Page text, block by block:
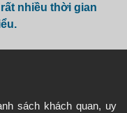
nhiều thời gian
sách khách quan, uy